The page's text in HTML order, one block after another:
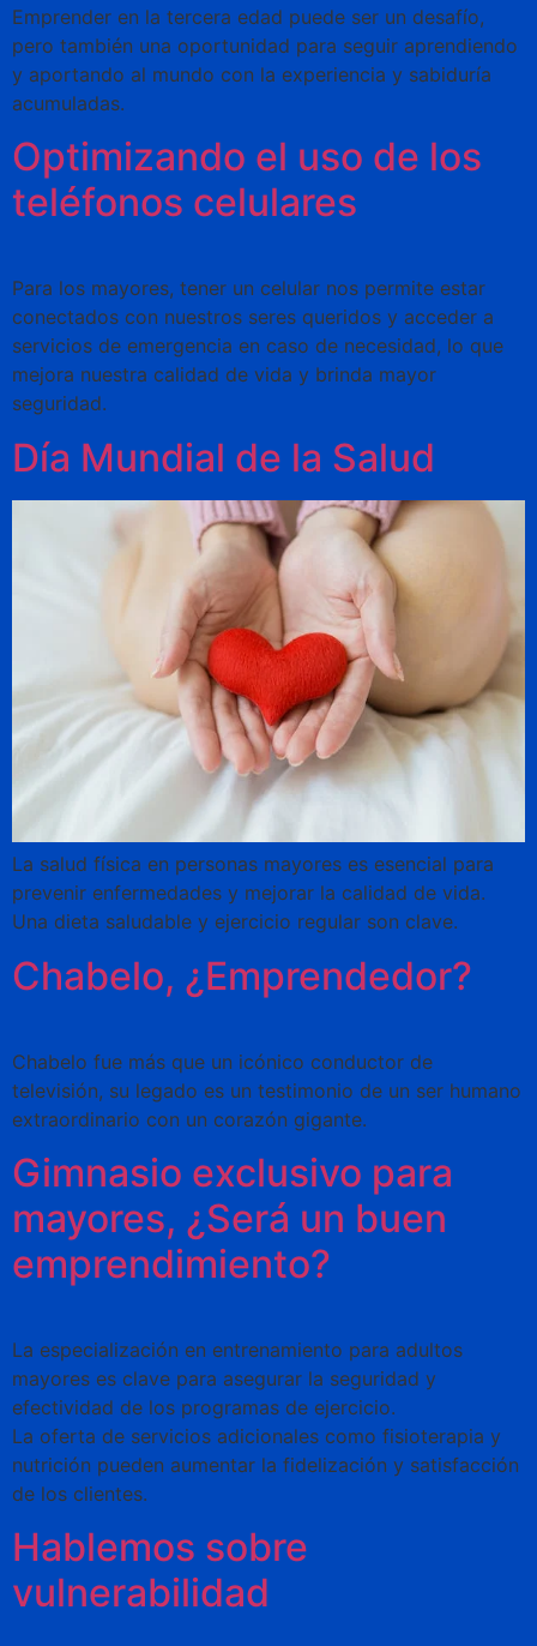
Emprender en la tercera edad puede ser un desafío,
pero también una oportunidad para seguir aprendiendo
y aportando al mundo con la experiencia y sabiduría
acumuladas.
Optimizando el uso de los
teléfonos celulares
Para los mayores, tener un celular nos permite estar
conectados con nuestros seres queridos y acceder a
servicios de emergencia en caso de necesidad, lo que
mejora nuestra calidad de vida y brinda mayor
seguridad.
Día Mundial de la Salud
La salud física en personas mayores es esencial para
prevenir enfermedades y mejorar la calidad de vida.
Una dieta saludable y ejercicio regular son clave.
Chabelo, ¿Emprendedor?
Chabelo fue más que un icónico conductor de
televisión, su legado es un testimonio de un ser humano
extraordinario con un corazón gigante.
Gimnasio exclusivo para
mayores, ¿Será un buen
emprendimiento?
La especialización en entrenamiento para adultos
mayores es clave para asegurar la seguridad y
efectividad de los programas de ejercicio.
La oferta de servicios adicionales como fisioterapia y
nutrición pueden aumentar la fidelización y satisfacción
de los clientes.
Hablemos sobre
vulnerabilidad